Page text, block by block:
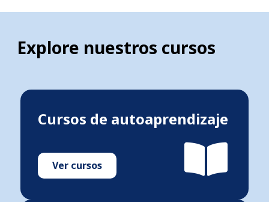
Explore nuestros cursos
Cursos de autoaprendizaje
Ver cursos